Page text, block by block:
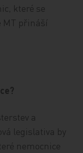
které se
MT přináší
a
legislativa by
nemocnice